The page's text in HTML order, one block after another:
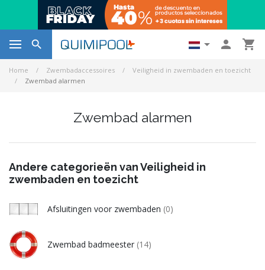
   
Home Zwembadaccessoires
Veiligheid in zwembaden en toezicht
Zwembad alarmen
Zwembad alarmen
Andere categorieën van Veiligheid in
zwembaden en toezicht
Afsluitingen voor zwembaden (0)
Zwembad badmeester (14)